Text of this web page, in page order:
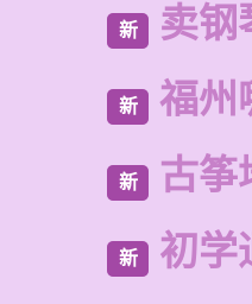
新 卖钢
新 福州
新 古筝
新 初学